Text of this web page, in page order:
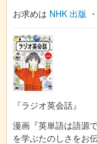
お求めは NHK 出版 ・
『ラジオ英会話』
漫画『英単語は語源
を学ぶたのしさをお